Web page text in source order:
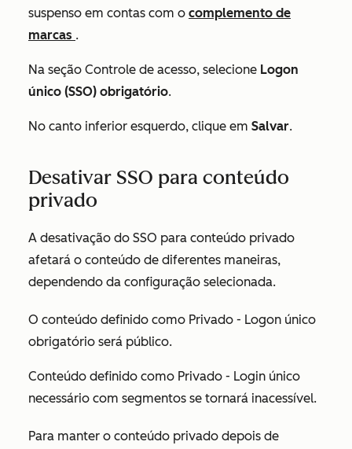
suspenso em contas com o complemento de
marcas .
Na seção Controle de acesso, selecione Logon
único (SSO) obrigatório.
No canto inferior esquerdo, clique em Salvar.
Desativar SSO para conteúdo
privado
A desativação do SSO para conteúdo privado
afetará o conteúdo de diferentes maneiras,
dependendo da configuração selecionada.
O conteúdo definido como Privado - Logon único
obrigatório será público.
Conteúdo definido como Privado - Login único
necessário com segmentos se tornará inacessível.
Para manter o conteúdo privado depois de